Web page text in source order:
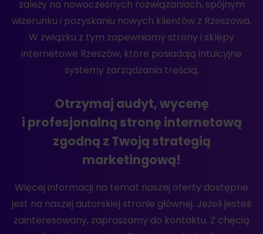
zależy na nowoczesnych rozwiązaniach, spójnym
wizerunku i pozyskaniu nowych klientów z Rzeszowa.
W związku z tym zapewniamy strony i sklepy
internetowe Rzeszów, które posiadają intuicyjne
systemy zarządzania treścią.
Otrzymaj audyt, wycenę
i profesjonalną stronę internetową
zgodną z Twoją strategią
marketingową!
Więcej informacji na temat naszej oferty dostępne
jest na naszej autorskiej stronie głównej. Jeżeli jesteś
zainteresowany, zapraszamy do kontaktu. Z chęcią